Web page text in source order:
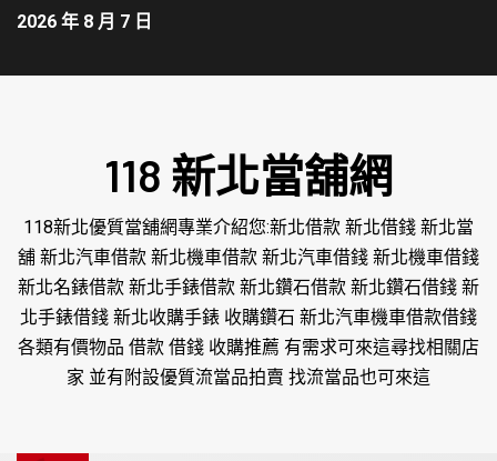
2026 年 8 月 7 日
118 新北當舖網
118新北優質當舖網專業介紹您:新北借款 新北借錢 新北當
舖 新北汽車借款 新北機車借款 新北汽車借錢 新北機車借錢
新北名錶借款 新北手錶借款 新北鑽石借款 新北鑽石借錢 新
北手錶借錢 新北收購手錶 收購鑽石 新北汽車機車借款借錢
各類有價物品 借款 借錢 收購推薦 有需求可來這尋找相關店
家 並有附設優質流當品拍賣 找流當品也可來這